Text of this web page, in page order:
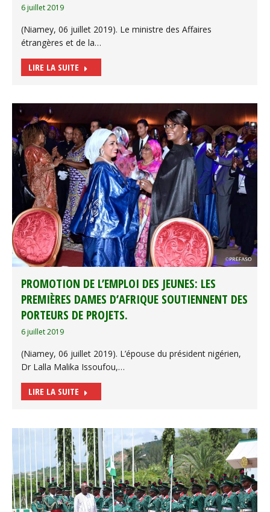
6 juillet 2019
(Niamey, 06 juillet 2019). Le ministre des Affaires
étrangères et de la…
LIRE LA SUITE
PROMOTION DE L’EMPLOI DES JEUNES: LES
PREMIÈRES DAMES D’AFRIQUE SOUTIENNENT DES
PORTEURS DE PROJETS.
6 juillet 2019
(Niamey, 06 juillet 2019). L’épouse du président nigérien,
Dr Lalla Malika Issoufou,…
LIRE LA SUITE